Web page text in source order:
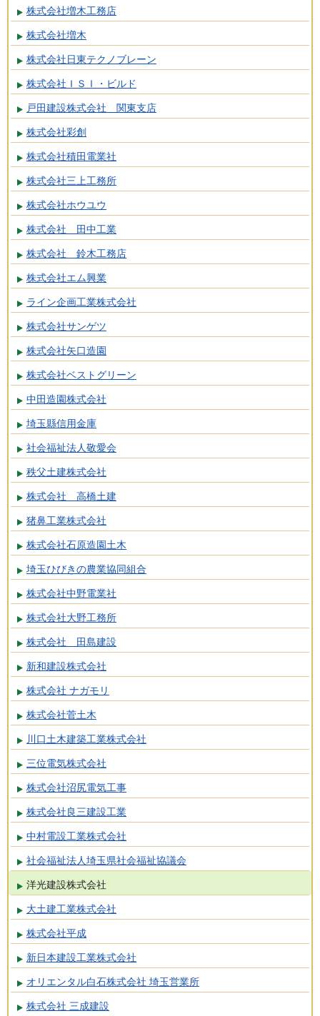
株式会社増木工務店
株式会社増木
株式会社日東テクノブレーン
株式会社ＩＳＩ・ビルド
戸田建設株式会社 関東支店
株式会社彩創
株式会社積田電業社
株式会社三上工務所
株式会社ホウユウ
株式会社 田中工業
株式会社 鈴木工務店
株式会社エム興業
ライン企画工業株式会社
株式会社サンゲツ
株式会社矢口造園
株式会社ベストグリーン
中田造園株式会社
埼玉縣信用金庫
社会福祉法人敬愛会
秩父土建株式会社
株式会社 高橋土建
猪鼻工業株式会社
株式会社石原造園土木
埼玉ひびきの農業協同組合
株式会社中野電業社
株式会社大野工務所
株式会社 田島建設
新和建設株式会社
株式会社 ナガモリ
株式会社菅土木
川口土木建築工業株式会社
三位電気株式会社
株式会社沼尻電気工事
株式会社良三建設工業
中村電設工業株式会社
社会福祉法人埼玉県社会福祉協議会
洋光建設株式会社
大土建工業株式会社
株式会社平成
新日本建設工業株式会社
オリエンタル白石株式会社 埼玉営業所
株式会社 三成建設